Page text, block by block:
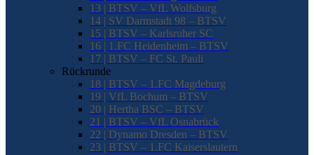
13 | BTSV – VfL Wolfsburg
14 | SV Darmstadt 98 – BTSV
15 | BTSV – Karlsruher SC
16 | 1.FC Heidenheim – BTSV
17 | BTSV – FC St. Pauli
Rückrunde
18 | BTSV – 1.FC Magdeburg
19 | VfL Bochum – BTSV
20 | Hertha BSC – BTSV
21 | BTSV – VfL Osnabrück
22 | Dynamo Dresden – BTSV
23 | BTSV – 1.FC Kaiserslautern